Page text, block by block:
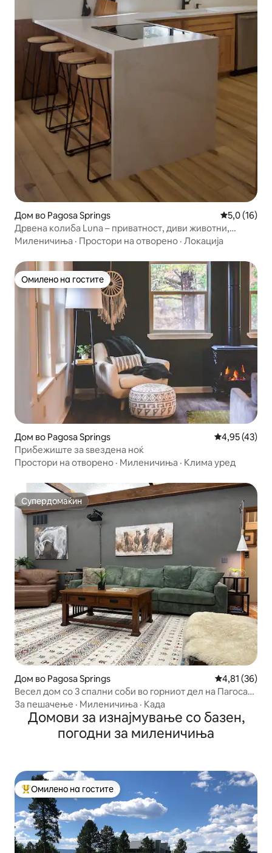
Дом во Pagosa Springs Просечна
5,0 (16)
Дрвена колиба Luna – приватност, диви животни,
велосипед Peloton
Миленичиња · Простори на отворено · Локација
Омилено на гостите
Омилено на гостите
Дом во Pagosa Springs Просечна
4,95 (43)
Прибежиште за ѕвездена ноќ
Простори на отворено · Миленичиња · Клима уред
Супердомаќин
Супердомаќин
Дом во Pagosa Springs Просечна
4,81 (36)
Весел дом со 3 спални соби во горниот дел на Пагоса
Спрингс
За пешачење · Миленичиња · Када
Домови за изнајмување со базен,
погодни за миленичиња
Меѓу најуспешните „Омилени на гостите“
Омилено на гостите